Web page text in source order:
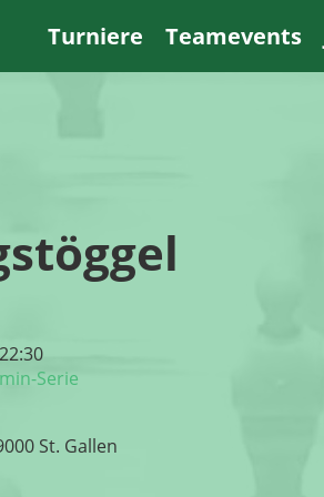
Turniere Teamevents
Serie
St. Gallen